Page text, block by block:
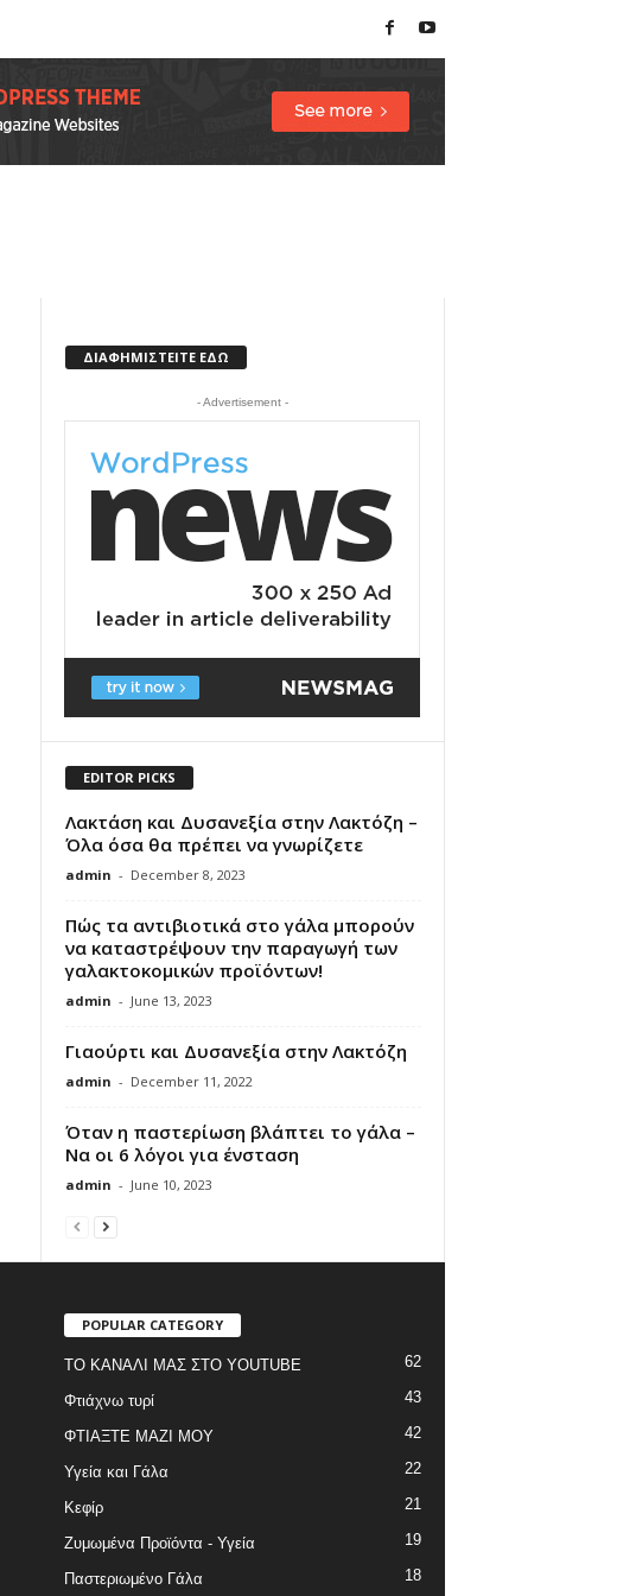
ΔΙΑΦΗΜΙΣΤΕΙΤΕ ΕΔΩ
- Advertisement -
EDITOR PICKS
Λακτάση και Δυσανεξία στην Λακτόζη –
Όλα όσα θα πρέπει να γνωρίζετε
admin - December 8, 2023
Πώς τα αντιβιοτικά στο γάλα μπορούν
να καταστρέψουν την παραγωγή των
γαλακτοκομικών προϊόντων!
admin - June 13, 2023
Γιαούρτι και Δυσανεξία στην Λακτόζη
admin - December 11, 2022
Όταν η παστερίωση βλάπτει το γάλα –
Να οι 6 λόγοι για ένσταση
admin - June 10, 2023
POPULAR CATEGORY
ΤΟ ΚΑΝΑΛΙ ΜΑΣ ΣΤΟ YOUTUBE 62
Φτιάχνω τυρί 43
ΦΤΙΑΞΤΕ ΜΑΖΙ ΜΟΥ 42
Υγεία και Γάλα 22
Κεφίρ 21
Ζυμωμένα Προϊόντα - Υγεία 19
Παστεριωμένο Γάλα 18